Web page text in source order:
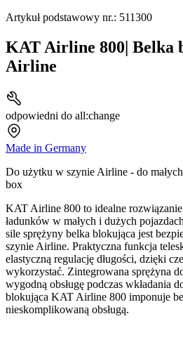
Artykuł podstawowy nr.: 511300
KAT Airline 800| Belka
Airline
odpowiedni do all:change
Made in Germany
Do użytku w szynie Airline - do
box
KAT Airline 800 to idealne rozwiązanie
ładunków w małych i dużych
sile sprężyny belka blokująca jest
szynie Airline. Praktyczna funkcja
elastyczną regulację długości, dzięki
wykorzystać. Zintegrowana sprężyna
wygodną obsługę podczas wkładania
blokująca KAT Airline 800 imponuje
nieskomplikowaną obsługą.